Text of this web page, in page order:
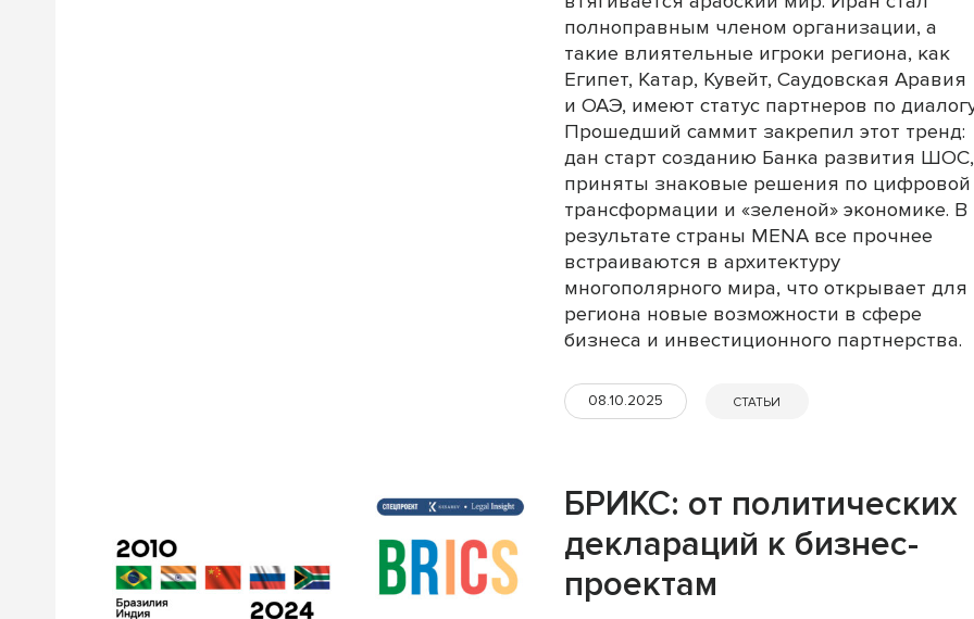
полноправным членом организации, а
такие влиятельные игроки региона, как
Египет, Катар, Кувейт, Саудовская Аравия
и ОАЭ, имеют статус партнеров по
Прошедший саммит закрепил этот тренд:
дан старт созданию Банка развития ШОС,
приняты знаковые решения по цифровой
трансформации и «зеленой» экономике. В
результате страны MENA все прочнее
встраиваются в архитектуру
многополярного мира, что открывает для
региона новые возможности в сфере
бизнеса и инвестиционного партнерства.
08.10.2025 СТАТЬИ
БРИКС: от политических
деклараций к бизнес-
проектам